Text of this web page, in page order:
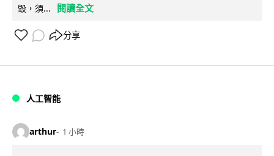
毀，須...
閱讀全文
分享
人工智能
arthur 1 小時